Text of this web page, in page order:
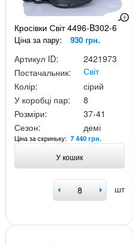
Кросівки Світ 4496-B302-6
Ціна за пару: 930 грн.
Артикул ID:
2421973
Постачальник:
Світ
Колір:
сірий
У коробці пар:
8
Розміри:
37-41
Сезон:
демі
Ціна за скриньку: 7 440 грн.
У кошик
шт